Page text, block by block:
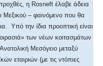
η Rosneft έλαβε άδεια
Μεξικού – φαινόμενο που θα
Υπό την ίδια προοπτική είναι
των νέων κοιτασμάτων
Μεσόγειο μεταξύ
εταιριών (με τις ντόπιες